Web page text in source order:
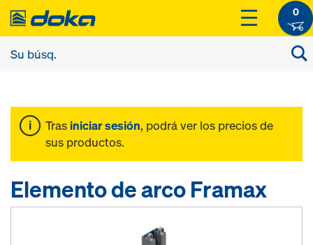
0
Tras iniciar sesión, podrá ver los precios de
sus productos.
Elemento de arco Framax